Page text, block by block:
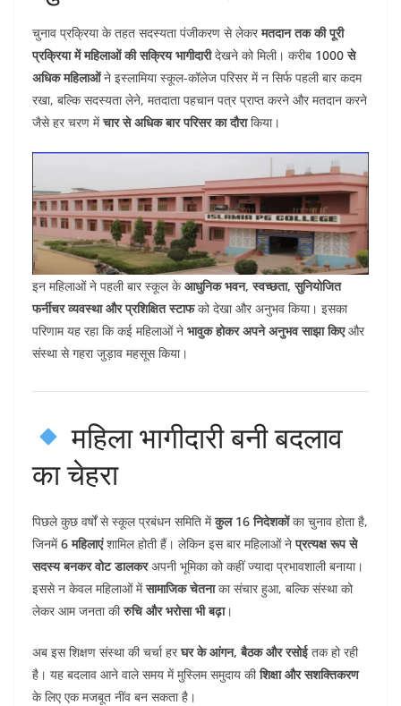
चुनाव प्रक्रिया के तहत सदस्यता पंजीकरण से लेकरमतदान तक की पूरी
प्रक्रिया में महिलाओं की सक्रिय भागीदारीदेखने को मिली। करीब 1000 से
अधिक महिलाओंने इस्लामिया स्कूल-कॉलेज परिसर में न सिर्फ पहली बार कदम
रखा, बल्कि सदस्यता लेने, मतदाता पहचान पत्र प्राप्त करने और मतदान करने
जैसे हर चरण मेंचार से अधिक बार परिसर का दौराकिया।
इन महिलाओं ने पहली बार स्कूल केआधुनिक भवन, स्वच्छता, सुनियोजित
फर्नीचर व्यवस्था और प्रशिक्षित स्टाफको देखा और अनुभव किया। इसका
परिणाम यह रहा कि कई महिलाओं ने भावुक होकर अपने अनुभव साझा किएऔर
संस्था से गहरा जुड़ाव महसूस किया।
महिला भागीदारी बनी बदलाव
का चेहरा
पिछले कुछ वर्षों से स्कूल प्रबंधन समिति मेंकुल 16 निदेशकोंका चुनाव होता है,
जिनमें6 महिलाएंशामिल होती हैं। लेकिन इस बार महिलाओं नेप्रत्यक्ष रूप से
सदस्य बनकर वोट डालकरअपनी भूमिका को कहीं ज्यादा प्रभावशाली बनाया।
इससे न केवल महिलाओं मेंसामाजिक चेतनाका संचार हुआ, बल्कि संस्था को
लेकर आम जनता कीरुचि और भरोसा भी बढ़ा।
अब इस शिक्षण संस्था की चर्चा हरघर के आंगन, बैठक और रसोईतक हो रही
है। यह बदलाव आने वाले समय में मुस्लिम समुदाय कीशिक्षा और सशक्तिकरण
के लिए एक मजबूत नींव बन सकता है।